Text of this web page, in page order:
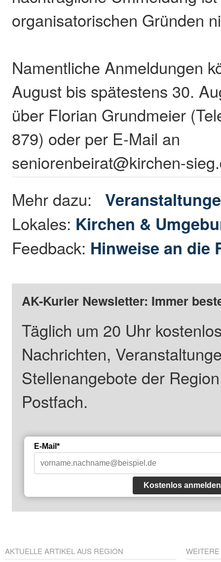
organisatorischen Gründen
Namentliche Anmeldungen
August bis spätestens 30.
über Florian Grundmeier
879) oder per E-Mail an
seniorenbeirat@kirchen-
Mehr dazu:
Lokales: Kirchen &
Feedback: Hinweise an die
AK-Kurier Newsletter: Immer
Täglich um 20 Uhr
Nachrichten,
Stellenangebote der
Postfach.
E-Mail*
Kostenlos anmelden
AKTUELLE ARTIKEL AUS REGION